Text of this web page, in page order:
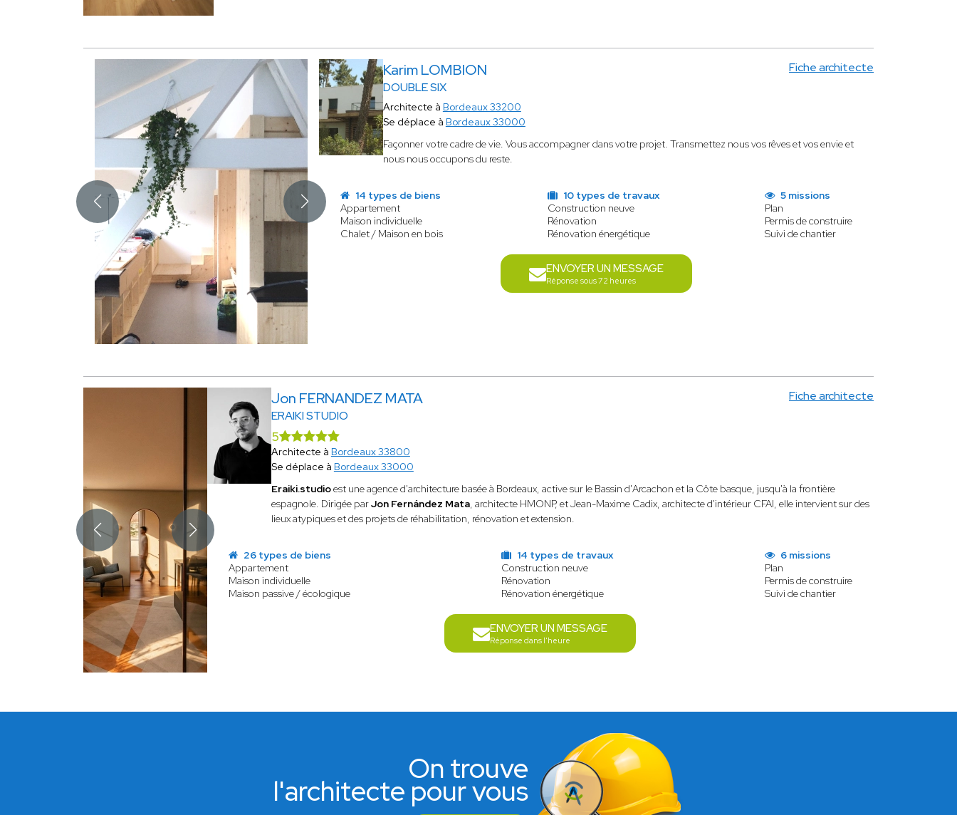
Karim LOMBION
DOUBLE SIX
Fiche architecte
Architecte à Bordeaux 33200
Se déplace à Bordeaux 33000
Façonner votre cadre de vie. Vous accompagner dans votre projet. Transmettez nous vos rêves et vos envie et
nous nous occupons du reste.
14 types de biens
Appartement
Maison individuelle
Chalet / Maison en bois
10 types de travaux
Construction neuve
Rénovation
Rénovation énergétique
5 missions
Plan
Permis de construire
Suivi de chantier
ENVOYER UN MESSAGE
Réponse sous 72 heures
Jon FERNANDEZ MATA
ERAIKI STUDIO
Fiche architecte
5
Architecte à Bordeaux 33800
Se déplace à Bordeaux 33000
Eraiki.studioest une agence d'architecture basée à Bordeaux, active sur le Bassin d'Arcachon et la Côte basque, jusqu'à la frontière
espagnole. Dirigée parJon Fernández Mata, architecte HMONP, et Jean-Maxime Cadix, architecte d'intérieur CFAI, elle intervient sur des
lieux atypiques et des projets de réhabilitation, rénovation et extension.
26 types de biens
Appartement
Maison individuelle
Maison passive / écologique
14 types de travaux
Construction neuve
Rénovation
Rénovation énergétique
6 missions
Plan
Permis de construire
Suivi de chantier
ENVOYER UN MESSAGE
Réponse dans l'heure
On trouve
l'architecte pour vous